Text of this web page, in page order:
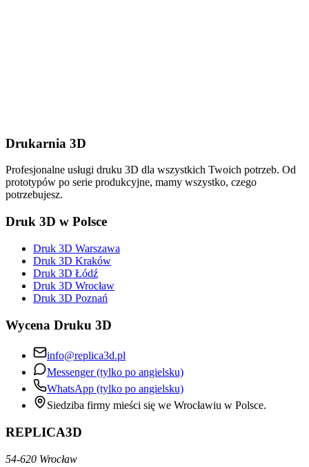
Drukarnia 3D
Profesjonalne usługi druku 3D dla wszystkich Twoich potrzeb. Od
prototypów po serie produkcyjne, mamy wszystko, czego
potrzebujesz.
Druk 3D w Polsce
Druk 3D Warszawa
Druk 3D Kraków
Druk 3D Łódź
Druk 3D Wrocław
Druk 3D Poznań
Wycena Druku 3D
info@replica3d.pl
Messenger (tylko po angielsku)
WhatsApp (tylko po angielsku)
Siedziba firmy mieści się we Wrocławiu w Polsce.
REPLICA3D
54-620 Wrocław